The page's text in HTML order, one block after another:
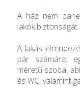
A ház nem
lakók
A lakás
pár számára:
méretű szoba,
és WC, valamint